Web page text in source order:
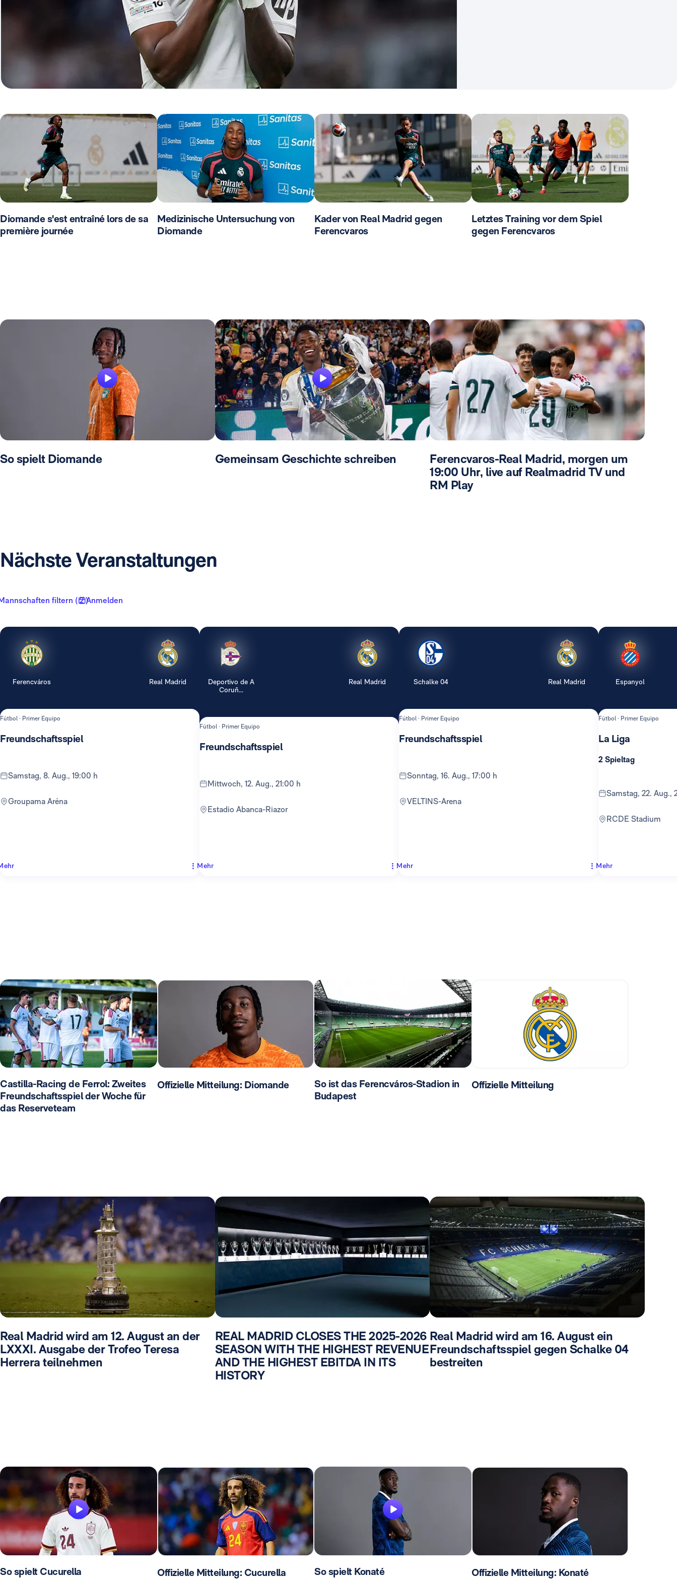
Diomande s'est entraîné lors de sa
première journée
Medizinische Untersuchung von
Diomande
Kader von Real Madrid gegen
Ferencvaros
Letztes Training vor dem Spiel
gegen Ferencvaros
So spielt Diomande Gemeinsam Geschichte schreiben
Ferencvaros-Real Madrid, morgen um
19:00 Uhr, live auf Realmadrid TV und
RM Play
Nächste Veranstaltungen
filtern ( 2 )Anmelden
Ferencváros Real Madrid
Fútbol · Primer Equipo
Freundschaftsspiel
Samstag, 8. Aug., 19:00 h
Groupama Aréna
Deportivo de A
Coruñ...
Real Madrid
Fútbol · Primer Equipo
Freundschaftsspiel
Mittwoch, 12. Aug., 21:00 h
Estadio Abanca-Riazor
Mehr
Schalke 04 Real Madrid
Fútbol · Primer Equipo
Freundschaftsspiel
Sonntag, 16. Aug., 17:00 h
VELTINS-Arena
Mehr
Espanyol
Fútbol · Primer Equipo
La Liga
2 Spieltag
Samstag, 22. Aug.,
RCDE Stadium
Mehr
Castilla-Racing de Ferrol: Zweites
Freundschaftsspiel der Woche für
das Reserveteam
Offizielle Mitteilung: Diomande
So ist das Ferencváros-Stadion in
Budapest
Offizielle Mitteilung
Real Madrid wird am 12. August an der
LXXXI. Ausgabe der Trofeo Teresa
Herrera teilnehmen
REAL MADRID CLOSES THE 2025-2026
SEASON WITH THE HIGHEST REVENUE
AND THE HIGHEST EBITDA IN ITS
HISTORY
Real Madrid wird am 16. August ein
Freundschaftsspiel gegen Schalke 04
bestreiten
So spielt Cucurella Offizielle Mitteilung: Cucurella So spielt Konaté Offizielle Mitteilung: Konaté